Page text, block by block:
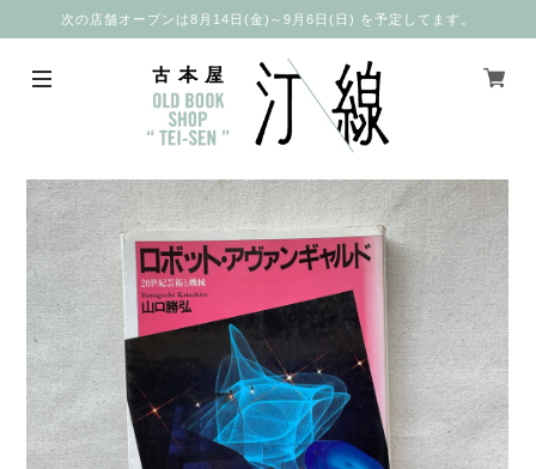
次の店舗オープンは8月14日(金)～9月6日(日) を予定してます。